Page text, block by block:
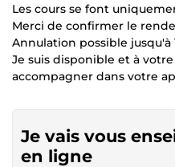
Les cours se font
Merci de confirmer le
Annulation possible jusqu'à
Je suis disponible et à
accompagner dans votre
Je vais vous
en ligne